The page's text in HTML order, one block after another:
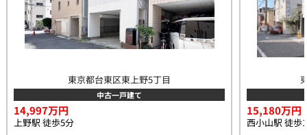
東京都台東区東上野5丁目
中古一戸建て
14,997万円
上野駅 徒歩5分
15,180万円
西小山駅 徒歩